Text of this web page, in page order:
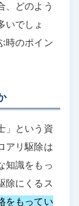
、どのよう
いでしょ
時のポイン
」という資
アリ駆除は
知識をもっ
除にくるス
をもってい